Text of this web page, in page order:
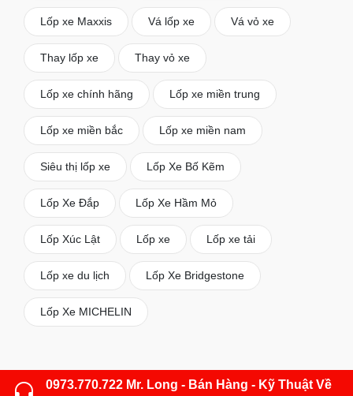
Lốp xe Maxxis Vá lốp xe Vá vỏ xe
Thay lốp xe Thay vỏ xe
Lốp xe chính hãng Lốp xe miền trung
Lốp xe miền bắc Lốp xe miền nam
Siêu thị lốp xe Lốp Xe Bố Kẽm
Lốp Xe Đắp Lốp Xe Hầm Mỏ
Lốp Xúc Lật Lốp xe Lốp xe tải
Lốp xe du lịch Lốp Xe Bridgestone
Lốp Xe MICHELIN
0973.770.722 Mr. Long - Bán Hàng - Kỹ Thuật Về